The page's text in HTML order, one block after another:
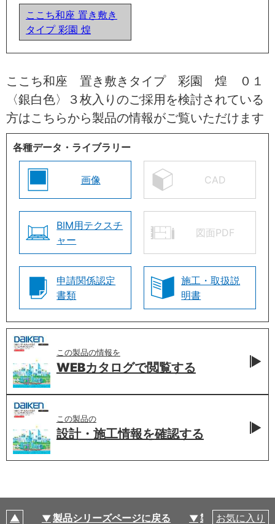
ここち和座 置き敷き
タイプ 彩園 煌
ここち和座 置き敷きタイプ 彩園 煌 ０１
〈銀白色〉３枚入りのご採用を検討されている
方はこちらから製品の情報がご覧いただけます
各種データ・ライブラリー
画像 CAD
BIM用テクスチ
ャー
図面PDF
申請関係認定
書類
施工・取扱説
明書
この製品の情報を
WEBカタログで閲覧する
この製品の
設計・施工情報を確認する
製品シリーズページに戻る 製品仕様
お気に入り